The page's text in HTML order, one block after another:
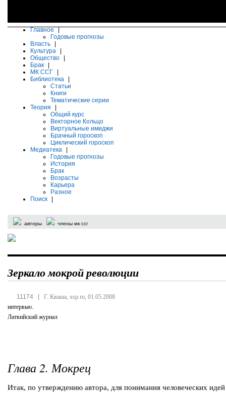
Главное
Годовые прогнозы
Власть
Культура
Общество
Брак
МК ССГ
Библиотека
Статьи
Книги
Тематические серии
Теория
Общий курс
Векторное Кольцо
Виртуальные имиджи
Брачный гороскоп
Циклический гороскоп
Медиатека
Годовые прогнозы
История
Брак
Возрасты
Карьера
Разное
Поиск
авторы члены мк ссг
Зеркало мокрой революции
11174
Г. Кваша, xsp.ru, 01.05.2008
интервью.
Латвийский журнал
Глава 2. Мокрец
Итак, по утверждению автора, для понимания человеческих идей